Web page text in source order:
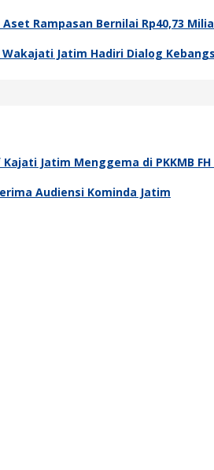
Rampasan Bernilai Rp40,73
Jatim Hadiri Dialog
Jatim Menggema di PKKMB FH
Audiensi Kominda Jatim